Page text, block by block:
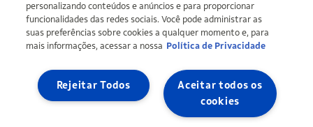
Copyright © Ipiranga Produtos de Petróleo SA 2026 | CNPJ:
Mapa do sitePolítica de Privacidade Definir meus cookies
personalizando conteúdos e anúncios e para proporcionar
funcionalidades das redes sociais. Você pode administrar as
suas preferências sobre cookies a qualquer momento e, para
mais informações, acessar a nossa Política de Privacidade
Aceitar todos os
cookies
Rejeitar Todos